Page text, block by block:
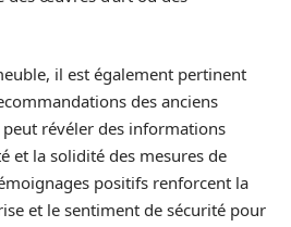
il est également pertinent
des anciens
révéler des informations
et la solidité des mesures de
positifs renforcent la
et le sentiment de sécurité pour